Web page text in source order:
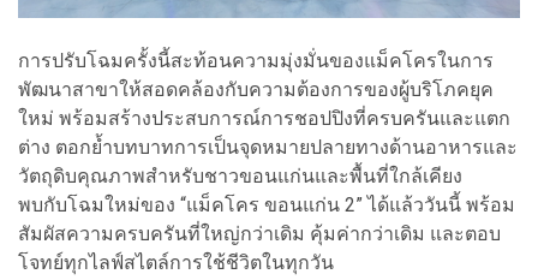
การปรับโฉมครั้งนี้สะท้อนความมุ่งมั่นของแม็คโครในการ
พัฒนาสาขาให้สอดคล้องกับความต้องการของผู้บริโภคยุค
ใหม่ พร้อมสร้างประสบการณ์การชอปปิงที่ครบครันและแตก
ต่าง ตอกย้ำบทบาทการเป็นจุดหมายปลายทางด้านอาหารและ
วัตถุดิบคุณภาพสำหรับชาวขอนแก่นและพื้นที่ใกล้เคียง
พบกับโฉมใหม่ของ “แม็คโคร ขอนแก่น 2” ได้แล้ววันนี้ พร้อม
สัมผัสความครบครันที่ใหญ่กว่าเดิม คุ้มค่ากว่าเดิม และตอบ
โจทย์ทุกไลฟ์สไตล์การใช้ชีวิตในทุกวัน